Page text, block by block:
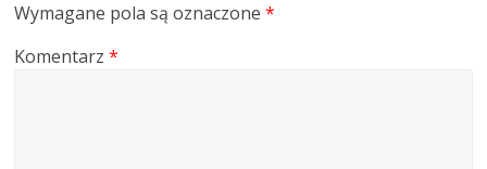
Wymagane pola są oznaczone*
Komentarz*